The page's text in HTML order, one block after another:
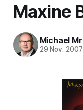
Maxine
Michael
29 Nov. 2007